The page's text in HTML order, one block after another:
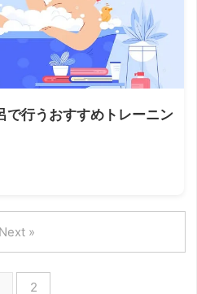
で行うおすすめトレーニン
2
Next »